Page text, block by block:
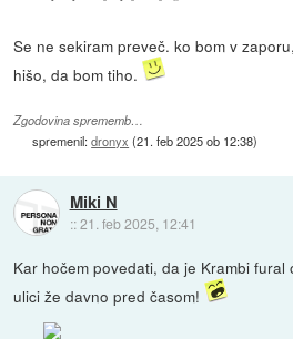
Se ne sekiram preveč. ko bom v
hišo, da bom tiho.
Zgodovina sprememb…
spremenil:dronyx (21. feb 2025 ob 12:38)
Miki N
::21. feb 2025, 12:41
Kar hočem povedati, da je Krambi
ulici že davno pred časom!